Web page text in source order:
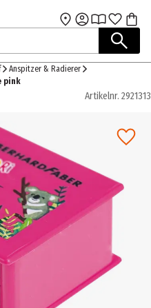
Zum Hauptinhalt
Anspitzer & Radierer
pink
Artikelnr. 2921313